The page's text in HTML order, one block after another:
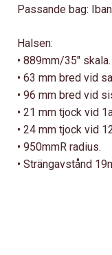
Passande bag:
Halsen:
• 889mm/35″ skala.
• 63 mm bred vid
• 96 mm bred vid
• 21 mm tjock vid
• 24 mm tjock vid
• 950mmR radius.
• Strängavstånd